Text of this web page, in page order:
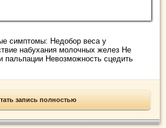
симптомы: Недобор веса у
набухания молочных желез Не
пальпации Невозможность сцедить
запись полностью